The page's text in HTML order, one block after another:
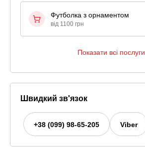
Футболка з орнаментом
від 1100 грн
Показати всі послуги
Швидкий зв'язок
+38 (099) 98-65-205 Viber